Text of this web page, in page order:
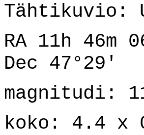
Tähtikuvio:
RA 11h 46m
Dec 47°29'
magnitudi:
koko: 4.4 x